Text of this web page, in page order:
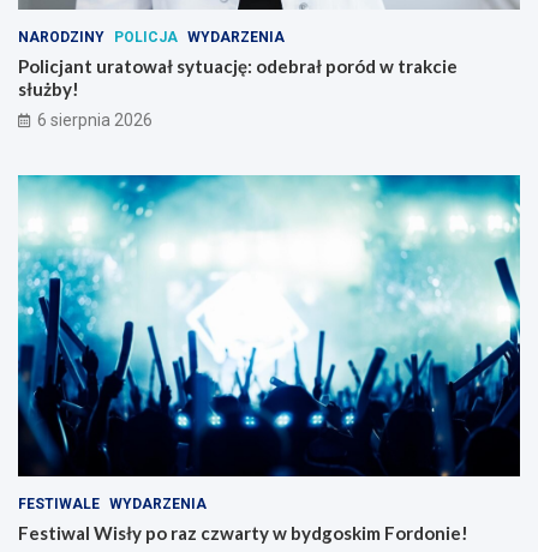
NARODZINY POLICJA WYDARZENIA
Policjant uratował sytuację: odebrał poród w trakcie
służby!
6 sierpnia 2026
FESTIWALE WYDARZENIA
Festiwal Wisły po raz czwarty w bydgoskim Fordonie!